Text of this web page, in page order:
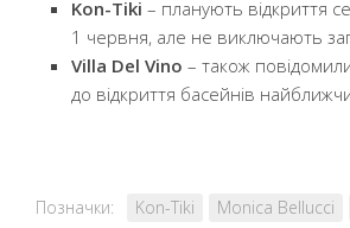
Kon-Tiki – планують відкриття
1 червня, але не виключають
Villa Del Vino – також
до відкриття басейнів
Позначки: Kon-Tiki Monica Bellucci